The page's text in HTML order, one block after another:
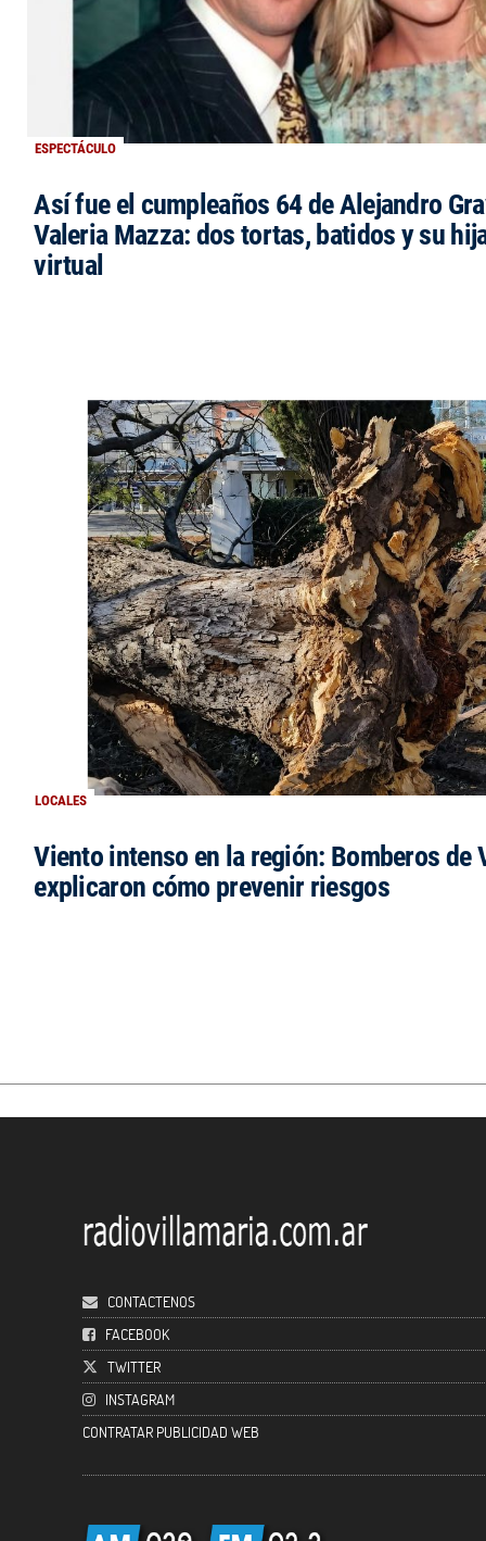
ESPECTÁCULO
Así fue el cumpleaños 64 de Alejandro
Valeria Mazza: dos tortas, batidos y su
virtual
LOCALES
Viento intenso en la región: Bomberos de
explicaron cómo prevenir riesgos
CONTACTENOS
FACEBOOK
TWITTER
INSTAGRAM
CONTRATAR PUBLICIDAD WEB